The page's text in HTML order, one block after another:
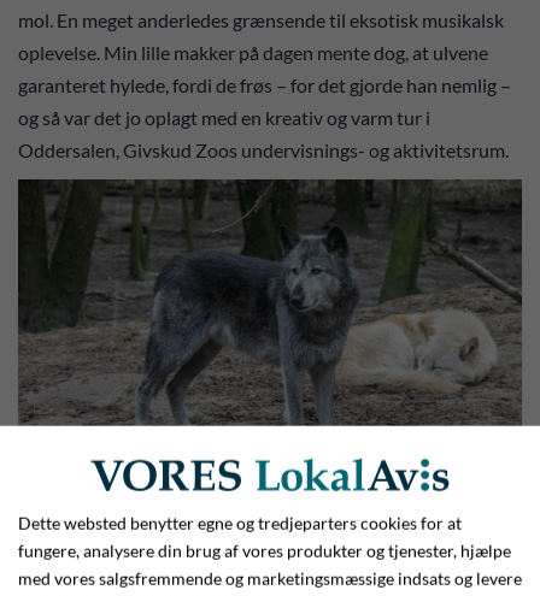
mol. En meget anderledes grænsende til eksotisk musikalsk
oplevelse. Min lille makker på dagen mente dog, at ulvene
garanteret hylede, fordi de frøs – for det gjorde han nemlig –
og så var det jo oplagt med en kreativ og varm tur i
Oddersalen, Givskud Zoos undervisnings- og aktivitetsrum.
Kirkeklokkerne lyder fra Givskud Kirke - og så skal der synges
med i ulveflokken. Foto: Jim Hoff
Dette websted benytter egne og tredjeparters cookies for at
fungere, analysere din brug af vores produkter og tjenester, hjælpe
med vores salgsfremmende og marketingsmæssige indsats og levere